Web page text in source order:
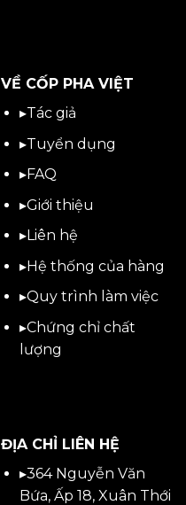
VỀ CỐP PHA VIỆT
▸Tác giả
▸Tuyển dụng
▸FAQ
▸Giới thiệu
▸Liên hệ
▸Hệ thống của hàng
▸Quy trình làm việc
▸Chứng chỉ chất
lượng
ĐỊA CHỈ LIÊN HỆ
▸364 Nguyễn Văn
Bứa, Ấp 18, Xuân Thới